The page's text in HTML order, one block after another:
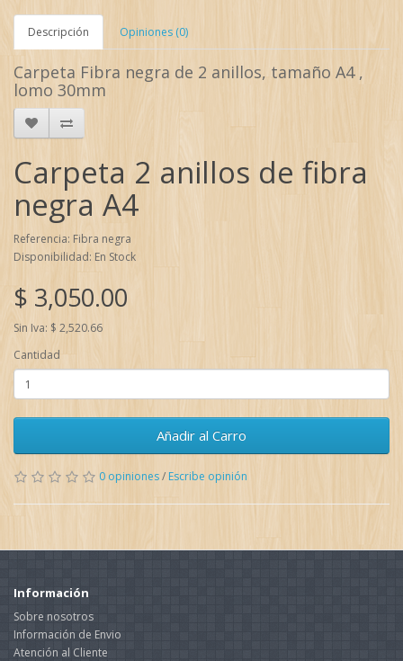
Descripción Opiniones (0)
Carpeta Fibra negra de 2 anillos, tamaño A4 ,
lomo 30mm
Carpeta 2 anillos de fibra
negra A4
Referencia: Fibra negra
Disponibilidad: En Stock
$ 3,050.00
Sin Iva: $ 2,520.66
Cantidad
Añadir al Carro
0 opiniones/ Escribe opinión
Información
Sobre nosotros
Información de Envio
Atención al Cliente